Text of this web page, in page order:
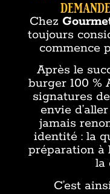
Chez
toujours
commence
Après le
burger 100 %
signatures
envie
jamais
identité : la
préparation à
la
C’est